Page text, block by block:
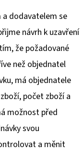
dodavatelem se
návrh k uzavření
že požadované
než objednatel
má objednatele
počet zboží a
možnost před
svou
a měnit